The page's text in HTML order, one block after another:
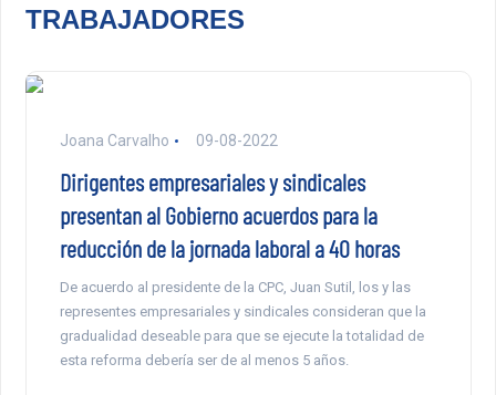
TRABAJADORES
Joana Carvalho 09-08-2022
Dirigentes empresariales y sindicales
presentan al Gobierno acuerdos para la
reducción de la jornada laboral a 40 horas
De acuerdo al presidente de la CPC, Juan Sutil, los y las
representes empresariales y sindicales consideran que la
gradualidad deseable para que se ejecute la totalidad de
esta reforma debería ser de al menos 5 años.